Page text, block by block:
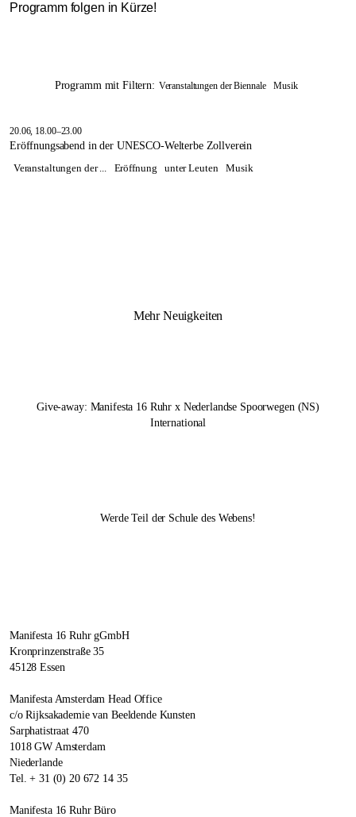
Programm folgen in Kürze!
Programm mit Filtern: Veranstaltungen der Biennale Musik
20.06, 18.00–23.00
Eröffnungsabend in der UNESCO-Welterbe Zollverein
Veranstaltungen der ... Eröffnung unter Leuten Musik
Mehr Neuigkeiten
Give-away: Manifesta 16 Ruhr x Nederlandse Spoorwegen (NS)
International
Werde Teil der Schule des Webens!
Manifesta 16 Ruhr gGmbH
Kronprinzenstraße 35
45128 Essen
Manifesta Amsterdam Head Office
c/o Rijksakademie van Beeldende Kunsten
Sarphatistraat 470
1018 GW Amsterdam
Niederlande
Tel. + 31 (0) 20 672 14 35
Manifesta 16 Ruhr Büro